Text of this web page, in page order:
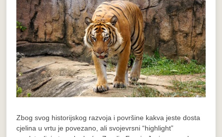
Zbog svog historijskog razvoja i površine kakva jeste dosta
cjelina u vrtu je povezano, ali svojevrsni “highlight”